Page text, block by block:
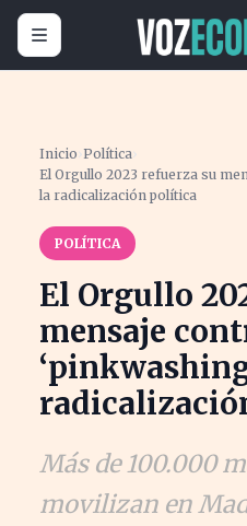
Inicio ›Política›
El Orgullo 2023 refuerza su
la radicalización política
POLÍTICA
El Orgullo
mensaje
Más de 100.000
movilizan en